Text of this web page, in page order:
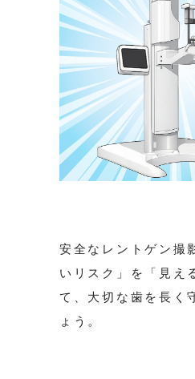
安全なレントゲン撮
いリスク」を「見え
て、大切な歯を長く
ょう。